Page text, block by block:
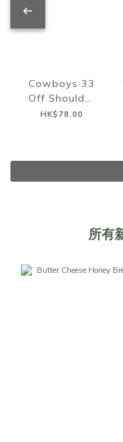
Cowboys 33
Off Shoulder
Top
HK$78.00
所有